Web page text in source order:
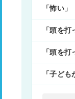
「怖い
「頭を
「頭を
「子ど